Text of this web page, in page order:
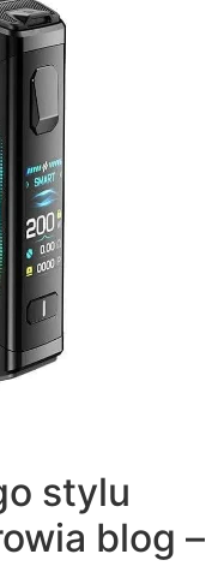
stylu
blog –